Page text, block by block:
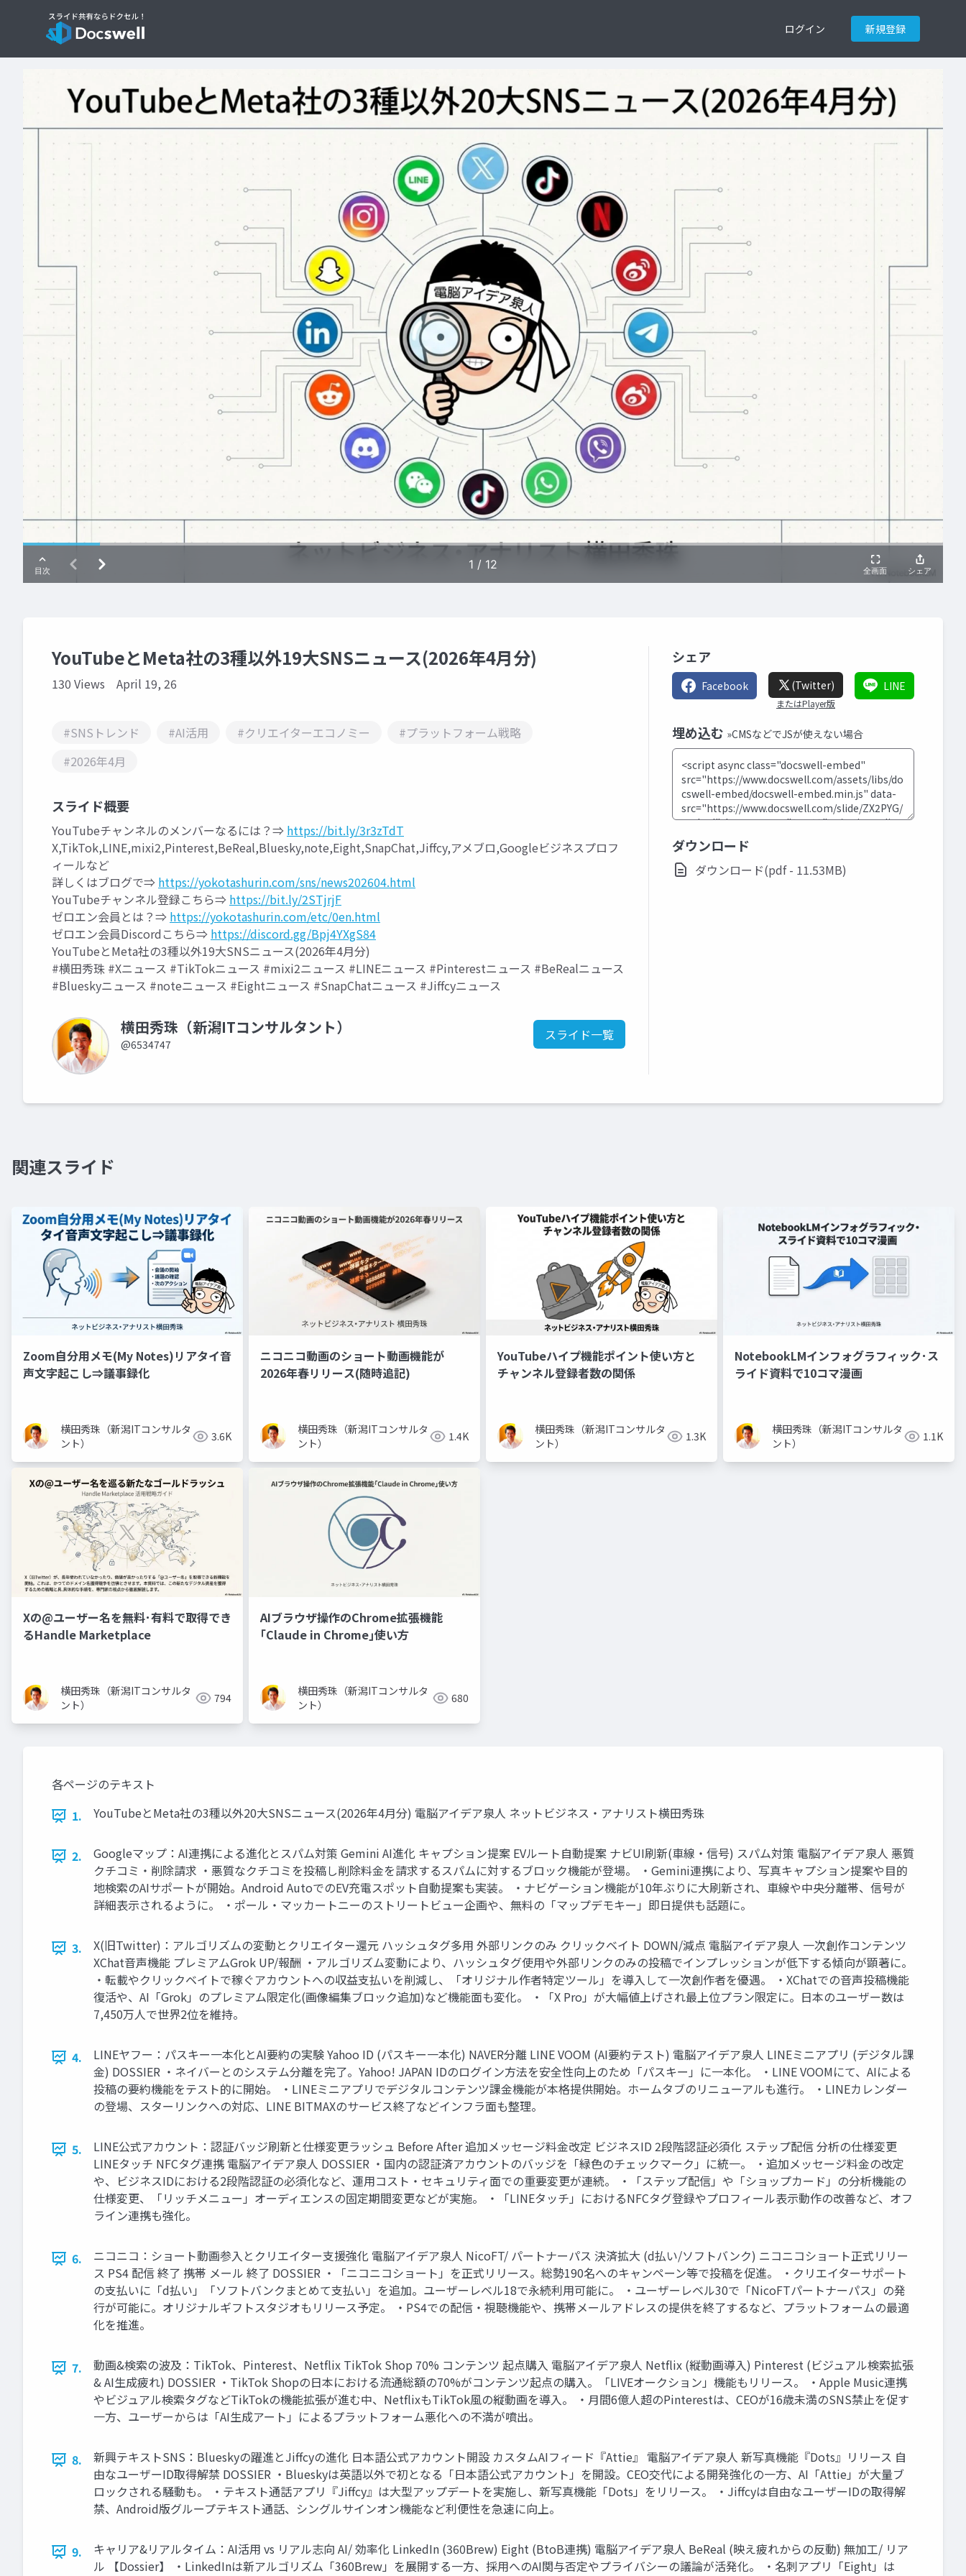
ログイン 新規登録
YouTubeとMeta社の3種以外19大SNSニュース(2026年4月分)
130 Views April 19, 26
#SNSトレンド #AI活用 #クリエイターエコノミー
#プラットフォーム戦略
#2026年4月
スライド概要
YouTubeチャンネルのメンバーなるには？⇒ https://bit.ly/3r3zTdT
X,TikTok,LINE,mixi2,Pinterest,BeReal,Bluesky,note,Eight,SnapChat,Jiffcy,アメブロ,Googleビジネスプロフ
ィールなど
詳しくはブログで⇒ https://yokotashurin.com/sns/news202604.html
YouTubeチャンネル登録こちら⇒ https://bit.ly/2STjrjF
ゼロエン会員とは？⇒ https://yokotashurin.com/etc/0en.html
ゼロエン会員Discordこちら⇒ https://discord.gg/Bpj4YXgS84
YouTubeとMeta社の3種以外19大SNSニュース(2026年4月分)
#横田秀珠 #Xニュース #TikTokニュース #mixi2ニュース #LINEニュース #Pinterestニュース #BeRealニュース
#Blueskyニュース #noteニュース #Eightニュース #SnapChatニュース #Jiffcyニュース
横田秀珠（新潟ITコンサルタント）
@6534747
スライド一覧
シェア
Facebook (Twitter)
またはPlayer版
LINE
埋め込む »CMSなどでJSが使えない場合
ダウンロード
ダウンロード(pdf - 11.53MB)
関連スライド
Zoom自分用メモ(My Notes)リアタイ音
声文字起こし⇒議事録化
横田秀珠（新潟ITコンサルタ
ント）
3.6K
ニコニコ動画のショート動画機能が
2026年春リリース(随時追記)
横田秀珠（新潟ITコンサルタ
ント）
1.4K
YouTubeハイプ機能ポイント使い方と
チャンネル登録者数の関係
横田秀珠（新潟ITコンサルタ
ント）
1.3K
NotebookLMインフォグラフィック･ス
ライド資料で10コマ漫画
横田秀珠（新潟ITコンサルタ
ント）
1.1K
Xの@ユーザー名を無料･有料で取得でき
るHandle Marketplace
横田秀珠（新潟ITコンサルタ
ント）
794
AIブラウザ操作のChrome拡張機能
｢Claude in Chrome｣使い方
横田秀珠（新潟ITコンサルタ
ント）
680
各ページのテキスト
1.
YouTubeとMeta社の3種以外20大SNSニュース(2026年4月分) 電脳アイデア泉人 ネットビジネス・アナリスト横田秀珠
2.
Googleマップ：AI連携による進化とスパム対策 Gemini AI進化 キャプション提案 EVルート自動提案 ナビUI刷新(車線・信号) スパム対策 電脳アイデア泉人 悪質
クチコミ・削除請求 ・悪質なクチコミを投稿し削除料金を請求するスパムに対するブロック機能が登場。 ・Gemini連携により、写真キャプション提案や目的
地検索のAIサポートが開始。Android AutoでのEV充電スポット自動提案も実装。 ・ナビゲーション機能が10年ぶりに大刷新され、車線や中央分離帯、信号が
詳細表示されるように。 ・ポール・マッカートニーのストリートビュー企画や、無料の「マップデモキー」即日提供も話題に。
3.
X(旧Twitter)：アルゴリズムの変動とクリエイター還元 ハッシュタグ多用 外部リンクのみ クリックベイト DOWN/減点 電脳アイデア泉人 一次創作コンテンツ
XChat音声機能 プレミアムGrok UP/報酬 ・アルゴリズム変動により、ハッシュタグ使用や外部リンクのみの投稿でインプレッションが低下する傾向が顕著に。
・転載やクリックベイトで稼ぐアカウントへの収益支払いを削減し、「オリジナル作者特定ツール」を導入して一次創作者を優遇。 ・XChatでの音声投稿機能
復活や、AI「Grok」のプレミアム限定化(画像編集ブロック追加)など機能面も変化。 ・「X Pro」が大幅値上げされ最上位プラン限定に。日本のユーザー数は
7,450万人で世界2位を維持。
4.
LINEヤフー：パスキー一本化とAI要約の実験 Yahoo ID (パスキー一本化) NAVER分離 LINE VOOM (AI要約テスト) 電脳アイデア泉人 LINEミニアプリ (デジタル課
金) DOSSIER ・ネイバーとのシステム分離を完了。Yahoo! JAPAN IDのログイン方法を安全性向上のため「パスキー」に一本化。 ・LINE VOOMにて、AIによる
投稿の要約機能をテスト的に開始。 ・LINEミニアプリでデジタルコンテンツ課金機能が本格提供開始。ホームタブのリニューアルも進行。 ・LINEカレンダー
の登場、スターリンクへの対応、LINE BITMAXのサービス終了などインフラ面も整理。
5.
LINE公式アカウント：認証バッジ刷新と仕様変更ラッシュ Before After 追加メッセージ料金改定 ビジネスID 2段階認証必須化 ステップ配信 分析の仕様変更
LINEタッチ NFCタグ連携 電脳アイデア泉人 DOSSIER ・国内の認証済アカウントのバッジを「緑色のチェックマーク」に統一。 ・追加メッセージ料金の改定
や、ビジネスIDにおける2段階認証の必須化など、運用コスト・セキュリティ面での重要変更が連続。 ・「ステップ配信」や「ショップカード」の分析機能の
仕様変更、「リッチメニュー」オーディエンスの固定期間変更などが実施。 ・「LINEタッチ」におけるNFCタグ登録やプロフィール表示動作の改善など、オフ
ライン連携も強化。
6.
ニコニコ：ショート動画参入とクリエイター支援強化 電脳アイデア泉人 NicoFT/ パートナーパス 決済拡大 (d払い/ソフトバンク) ニコニコショート正式リリー
ス PS4 配信 終了 携帯 メール 終了 DOSSIER ・「ニコニコショート」を正式リリース。総勢190名へのキャンペーン等で投稿を促進。 ・クリエイターサポート
の支払いに「d払い」「ソフトバンクまとめて支払い」を追加。ユーザーレベル18で永続利用可能に。 ・ユーザーレベル30で「NicoFTパートナーパス」の発
行が可能に。オリジナルギフトスタジオもリリース予定。 ・PS4での配信・視聴機能や、携帯メールアドレスの提供を終了するなど、プラットフォームの最適
化を推進。
7.
動画&検索の波及：TikTok、Pinterest、Netflix TikTok Shop 70% コンテンツ 起点購入 電脳アイデア泉人 Netflix (縦動画導入) Pinterest (ビジュアル検索拡張
& AI生成疲れ) DOSSIER ・TikTok Shopの日本における流通総額の70%がコンテンツ起点の購入。「LIVEオークション」機能もリリース。 ・Apple Music連携
やビジュアル検索タグなどTikTokの機能拡張が進む中、NetflixもTikTok風の縦動画を導入。 ・月間6億人超のPinterestは、CEOが16歳未満のSNS禁止を促す
一方、ユーザーからは「AI生成アート」によるプラットフォーム悪化への不満が噴出。
8.
新興テキストSNS：Blueskyの躍進とJiffcyの進化 日本語公式アカウント開設 カスタムAIフィード『Attie』 電脳アイデア泉人 新写真機能『Dots』リリース 自
由なユーザーID取得解禁 DOSSIER ・Blueskyは英語以外で初となる「日本語公式アカウント」を開設。CEO交代による開発強化の一方、AI「Attie」が大量ブ
ロックされる騒動も。 ・テキスト通話アプリ『Jiffcy』は大型アップデートを実施し、新写真機能「Dots」をリリース。 ・Jiffcyは自由なユーザーIDの取得解
禁、Android版グループテキスト通話、シングルサインオン機能など利便性を急速に向上。
9.
キャリア&リアルタイム：AI活用 vs リアル志向 AI/ 効率化 LinkedIn (360Brew) Eight (BtoB連携) 電脳アイデア泉人 BeReal (映え疲れからの反動) 無加工/ リア
ル 【Dossier】 ・LinkedInは新アルゴリズム「360Brew」を展開する一方、採用へのAI関与否定やプライバシーの議論が活発化。 ・名刺アプリ「Eight」は